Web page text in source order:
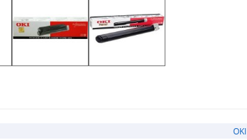
OKI